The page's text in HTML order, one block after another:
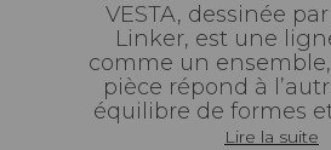
VESTA, dessinée
Linker, est une
comme un
pièce répond à
équilibre de formes
Lire la suite